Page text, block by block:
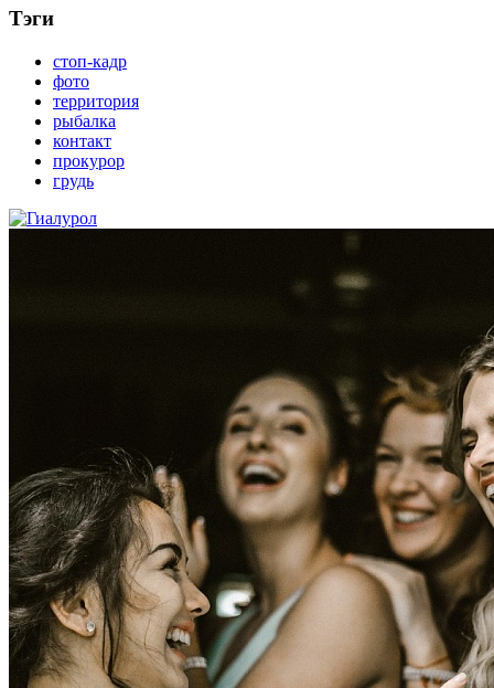
Тэги
стоп-кадр
фото
территория
рыбалка
контакт
прокурор
грудь